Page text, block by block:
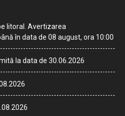
litoral. Avertizarea
în data de 08 august, ora 10:00
la data de 30.06.2026